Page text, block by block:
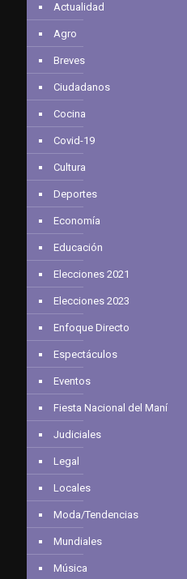
Actualidad
Agro
Breves
Ciudadanos
Cocina
Covid-19
Cultura
Deportes
Economía
Educación
Elecciones 2021
Elecciones 2023
Enfoque Directo
Espectáculos
Eventos
Fiesta Nacional del Maní
Judiciales
Legal
Locales
Moda/Tendencias
Mundiales
Música